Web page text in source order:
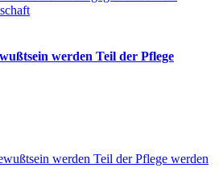
werden Teil der Pflege